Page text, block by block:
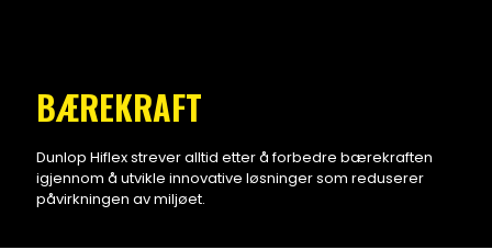
BÆREKRAFT
Dunlop Hiflex strever alltid etter å forbedre bærekraften
igjennom å utvikle innovative løsninger som reduserer
påvirkningen av miljøet.